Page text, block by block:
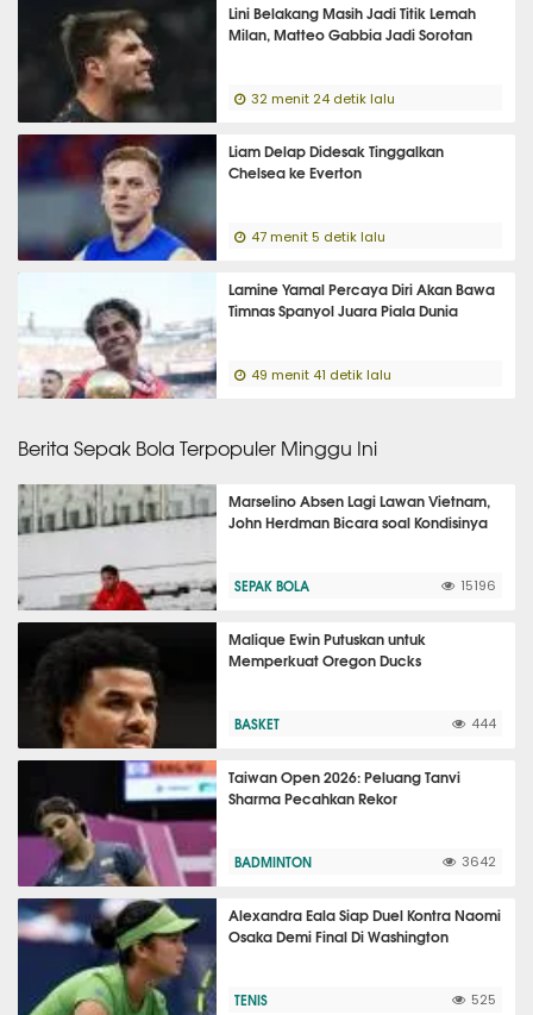
Lini Belakang Masih Jadi Titik Lemah
Milan, Matteo Gabbia Jadi Sorotan
32 menit 24 detik lalu
Liam Delap Didesak Tinggalkan
Chelsea ke Everton
47 menit 5 detik lalu
Lamine Yamal Percaya Diri Akan Bawa
Timnas Spanyol Juara Piala Dunia
49 menit 41 detik lalu
Berita Sepak Bola Terpopuler Minggu Ini
Marselino Absen Lagi Lawan Vietnam,
John Herdman Bicara soal Kondisinya
SEPAK BOLA 15196
Malique Ewin Putuskan untuk
Memperkuat Oregon Ducks
BASKET 444
Taiwan Open 2026: Peluang Tanvi
Sharma Pecahkan Rekor
BADMINTON 3642
Alexandra Eala Siap Duel Kontra Naomi
Osaka Demi Final Di Washington
TENIS 525